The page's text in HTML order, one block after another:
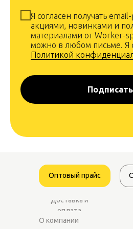
Я согласен получать
акциями, новинками и
материалами от Worker-
можно в любом письме. Я
Политикой
О компании
Доставка и
оплата
Оптовый прайс